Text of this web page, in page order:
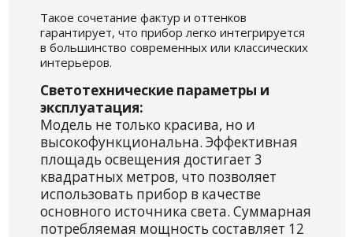
Такое сочетание фактур и оттенков
гарантирует, что прибор легко интегрируется
в большинство современных или классических
интерьеров.
Светотехнические параметры и
эксплуатация:
Модель не только красива, но и
высокофункциональна. Эффективная
площадь освещения достигает 3
квадратных метров, что позволяет
использовать прибор в качестве
основного источника света. Суммарная
потребляемая мощность составляет 12